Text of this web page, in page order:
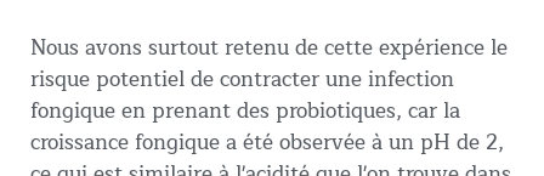
Nous avons surtout retenu de cette expérience le
risque potentiel de contracter une infection
fongique en prenant des probiotiques, car la
croissance fongique a été observée à un pH de 2,